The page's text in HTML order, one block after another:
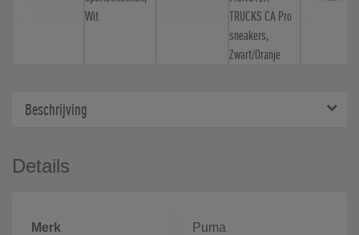
Beschrijving
Details
Merk Puma